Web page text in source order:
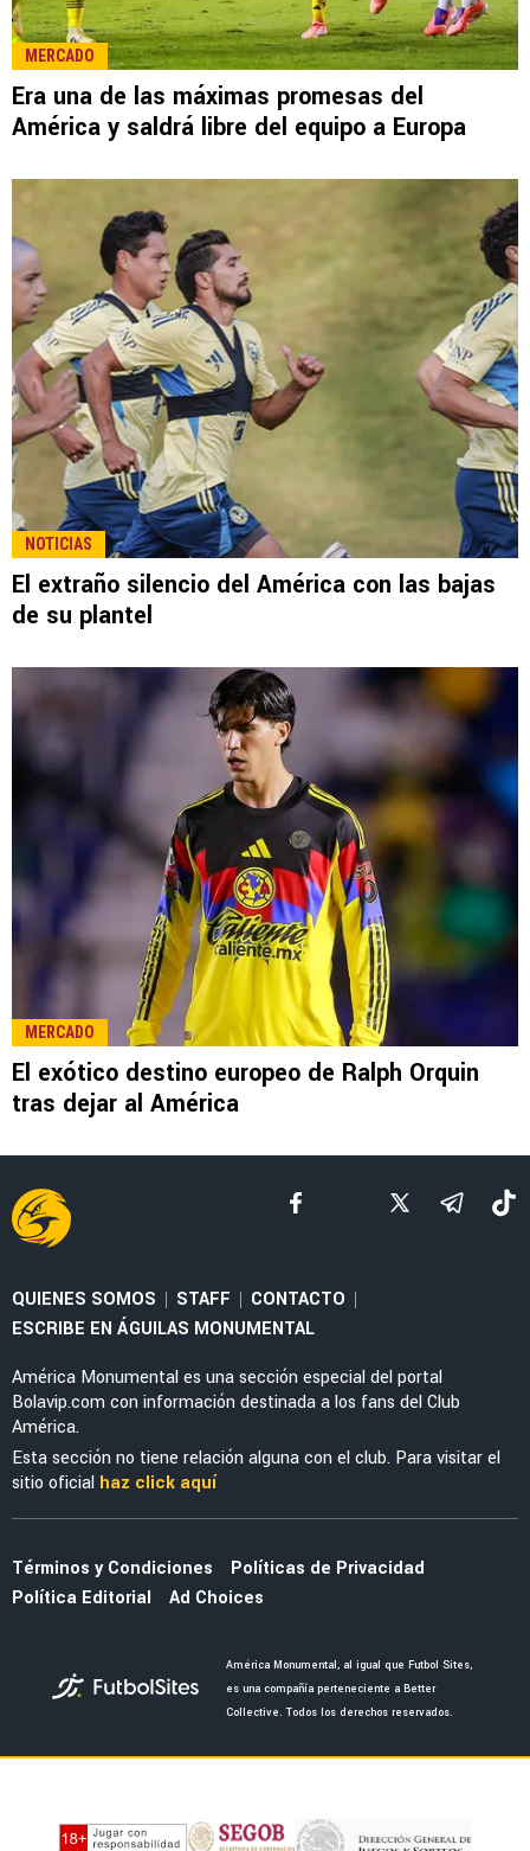
LEE TAMBIÉN
NOTICIAS
Ralph Orquin continúa sin equipo tras
abandonar el América